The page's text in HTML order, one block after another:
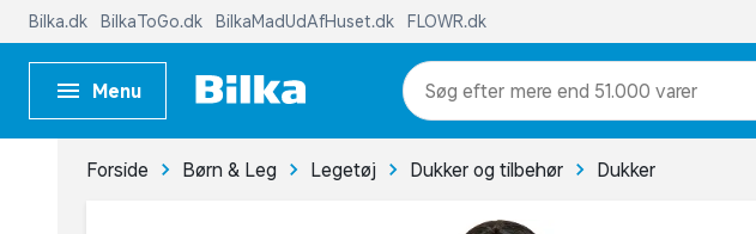
Bilka.dk BilkaToGo.dk BilkaMadUdAfHuset.dk FLOWR.dk
Menu mere end 51.000 varer
Forside Børn & Leg Legetøj Dukker og tilbehør Dukker